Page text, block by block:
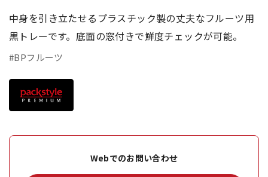
中身を引き立たせるプラスチック製の丈夫なフルーツ用
黒トレーです。底面の窓付きで鮮度チェックが可能。
#BPフルーツ
Webでのお問い合わせ